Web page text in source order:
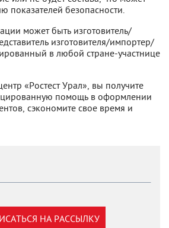
показателей безопасности.
может быть изготовитель/
изготовителя/импортер/
в любой стране-участнице
«Ростест Урал», вы получите
помощь в оформлении
сэкономите свое время и
НА РАССЫЛКУ